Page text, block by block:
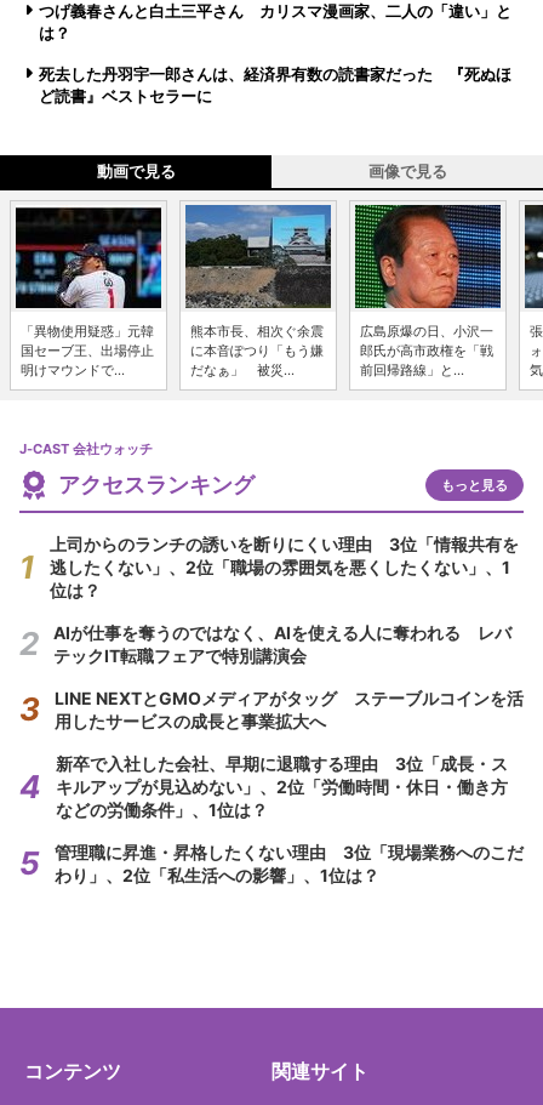
つげ義春さんと白土三平さん カリスマ漫画家、二人の「違い」と
は？
死去した丹羽宇一郎さんは、経済界有数の読書家だった 『死ぬほ
ど読書』ベストセラーに
動画で見る 画像で見る
「異物使用疑惑」元韓
国セーブ王、出場停止
明けマウンドで...
熊本市長、相次ぐ余震
に本音ぽつり「もう嫌
だなぁ」 被災...
広島原爆の日、小沢一
郎氏が高市政権を「戦
前回帰路線」と...
J-CAST 会社ウォッチ
アクセスランキング もっと見る
上司からのランチの誘いを断りにくい理由 3位「情報共有を
逃したくない」、2位「職場の雰囲気を悪くしたくない」、1
位は？
AIが仕事を奪うのではなく、AIを使える人に奪われる レバ
テックIT転職フェアで特別講演会
LINE NEXTとGMOメディアがタッグ ステーブルコインを活
用したサービスの成長と事業拡大へ
新卒で入社した会社、早期に退職する理由 3位「成長・ス
キルアップが見込めない」、2位「労働時間・休日・働き方
などの労働条件」、1位は？
管理職に昇進・昇格したくない理由 3位「現場業務へのこだ
わり」、2位「私生活への影響」、1位は？
コンテンツ 関連サイト